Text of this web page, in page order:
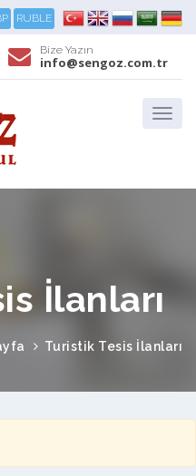
RUBLE
Bize Yazın
info@sengoz.com.tr
İlanları
Turistik Tesis İlanları